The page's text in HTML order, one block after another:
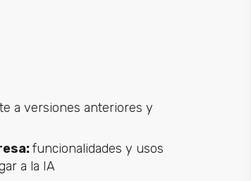
a versiones anteriores y
funcionalidades y usos
a la IA